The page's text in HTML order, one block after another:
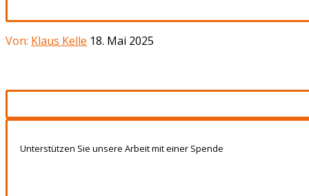
Von: Klaus Kelle 18. Mai 2025
Unterstützen Sie unsere Arbeit mit einer Spende